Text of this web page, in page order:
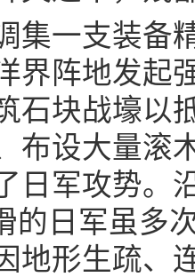
集一支装备
界阵地发起
石块战壕以
布设大量滚
日军攻势。
的日军虽多
地形生疏、